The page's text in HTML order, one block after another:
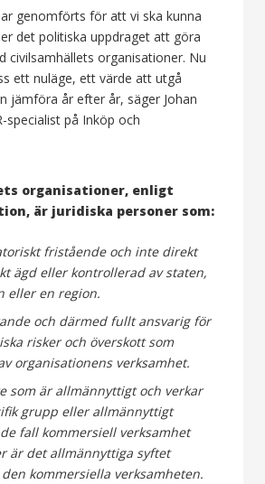
genomförts för att vi ska kunna
det politiska uppdraget att göra
civilsamhällets organisationer. Nu
ett nuläge, ett värde att utgå
jämföra år efter år, säger Johan
specialist på Inköp och
organisationer, enligt
är juridiska personer som:
fristående och inte direkt
ägd eller kontrollerad av staten,
eller en region.
och därmed fullt ansvarig för
risker och överskott som
organisationens verksamhet.
som är allmännyttigt och verkar
grupp eller allmännyttigt
fall kommersiell verksamhet
är det allmännyttiga syftet
kommersiella verksamheten.